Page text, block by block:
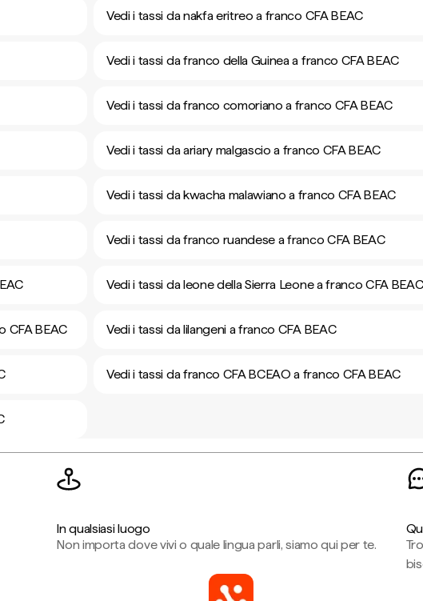
Vedi i tassi da nakfa eritreo a franco CFA BEAC
Vedi i tassi da franco della Guinea a franco CFA BEAC
Vedi i tassi da franco comoriano a franco CFA BEAC
Vedi i tassi da ariary malgascio a franco CFA BEAC
Vedi i tassi da kwacha malawiano a franco CFA BEAC
Vedi i tassi da franco ruandese a franco CFA BEAC
Vedi i tassi da leone della Sierra Leone a franco CFA BEAC
CFA BEAC Vedi i tassi da lilangeni a franco CFA BEAC
Vedi i tassi da franco CFA BCEAO a franco CFA BEAC
In qualsiasi luogo
Non importa dove vivi o quale lingua parli, siamo qui per te.